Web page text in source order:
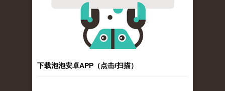
下载泡泡安卓APP（点击/扫描）